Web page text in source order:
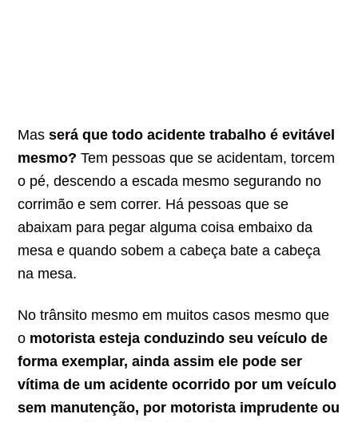
Masserá que todo acidente trabalho é evitável
mesmo? Tem pessoas que se acidentam, torcem
o pé, descendo a escada mesmo segurando no
corrimão e sem correr. Há pessoas que se
abaixam para pegar alguma coisa embaixo da
mesa e quando sobem a cabeça bate a cabeça
na mesa.
No trânsito mesmo em muitos casos mesmo que
o motorista esteja conduzindo seu veículo de
forma exemplar, ainda assim ele pode ser
vítima de um acidente ocorrido por um veículo
sem manutenção, por motorista imprudente ou